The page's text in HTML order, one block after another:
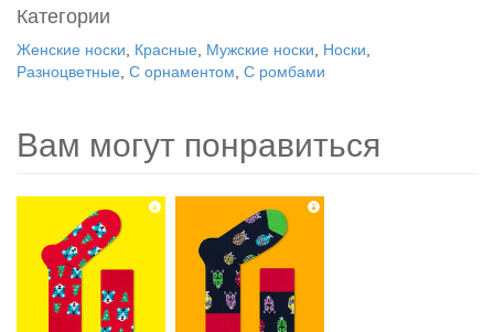
Категории
Женские носки Красные Мужские носки Носки
Разноцветные С орнаментом С ромбами
Вам могут понравиться